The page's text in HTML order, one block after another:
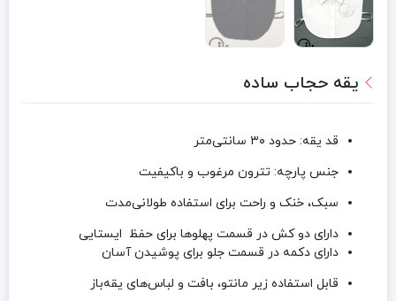
یقه حجاب ساده
قد یقه: حدود ۳۰ سانتی‌متر
جنس پارچه: تترون مرغوب و باکیفیت
سبک، خنک و راحت برای استفاده طولانی‌مدت
دارای دو کش در قسمت پهلوها برای حفظ ایستایی
دارای دکمه در قسمت جلو برای پوشیدن آسان
قابل استفاده زیر مانتو، بافت و لباس‌های یقه‌باز